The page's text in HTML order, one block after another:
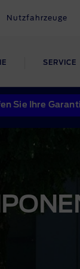
Nutzfahrzeuge
SERVICE
Sie Ihre